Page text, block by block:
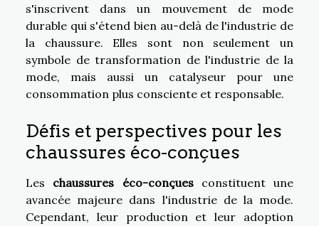
s'inscrivent dans un mouvement de mode
durable qui s'étend bien au-delà de l'industrie de
la chaussure. Elles sont non seulement un
symbole de transformation de l'industrie de la
mode, mais aussi un catalyseur pour une
consommation plus consciente et responsable.
Défis et perspectives pour les
chaussures éco-conçues
Les chaussures éco-conçuesconstituent une
avancée majeure dans l'industrie de la mode.
Cependant, leur production et leur adoption